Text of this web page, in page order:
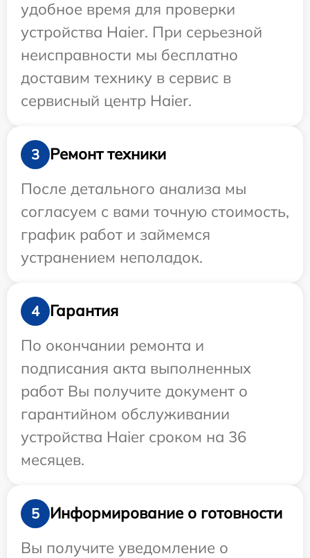
удобное время для проверки
устройства Haier. При серьезной
неисправности мы бесплатно
доставим технику в сервис в
сервисный центр Haier.
3
Ремонт техники
После детального анализа мы
согласуем с вами точную стоимость,
график работ и займемся
устранением неполадок.
4
Гарантия
По окончании ремонта и
подписания акта выполненных
работ Вы получите документ о
гарантийном обслуживании
устройства Haier сроком на 36
месяцев.
5
Информирование о готовности
Вы получите уведомление о